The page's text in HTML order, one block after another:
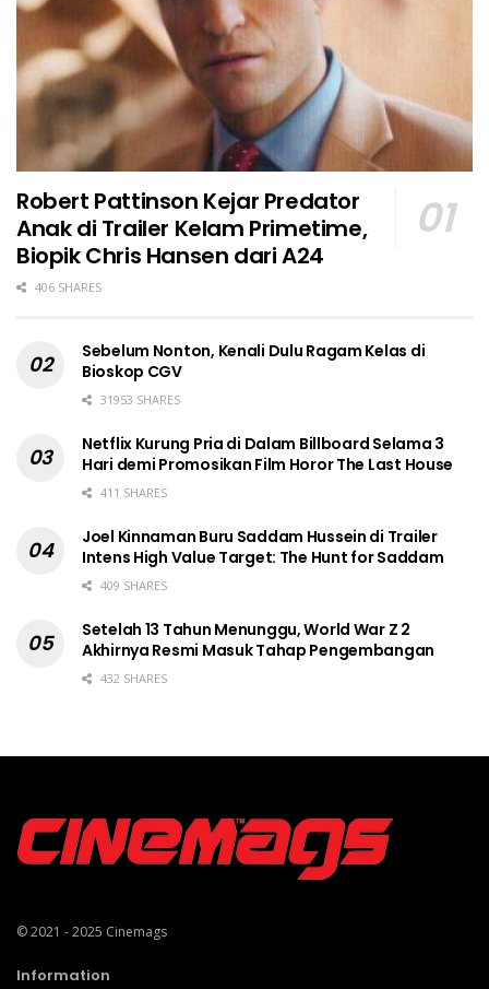
Robert Pattinson Kejar Predator
Anak di Trailer Kelam Primetime,
Biopik Chris Hansen dari A24
406 SHARES
Sebelum Nonton, Kenali Dulu Ragam Kelas di
Bioskop CGV
31953 SHARES
Netflix Kurung Pria di Dalam Billboard Selama 3
Hari demi Promosikan Film Horor The Last House
411 SHARES
Joel Kinnaman Buru Saddam Hussein di Trailer
Intens High Value Target: The Hunt for Saddam
409 SHARES
Setelah 13 Tahun Menunggu, World War Z 2
Akhirnya Resmi Masuk Tahap Pengembangan
432 SHARES
© 2021 - 2025 Cinemags
Information